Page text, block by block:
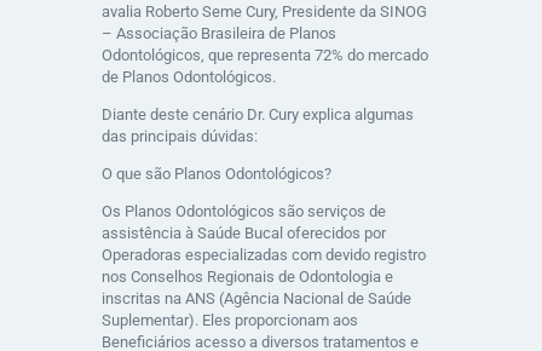
avalia Roberto Seme Cury, Presidente da SINOG
– Associação Brasileira de Planos
Odontológicos, que representa 72% do mercado
de Planos Odontológicos.
Diante deste cenário Dr. Cury explica algumas
das principais dúvidas:
O que são Planos Odontológicos?
Os Planos Odontológicos são serviços de
assistência à Saúde Bucal oferecidos por
Operadoras especializadas com devido registro
nos Conselhos Regionais de Odontologia e
inscritas na ANS (Agência Nacional de Saúde
Suplementar). Eles proporcionam aos
Beneficiários acesso a diversos tratamentos e